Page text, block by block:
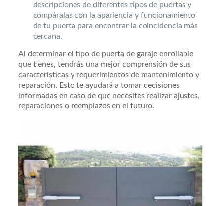
descripciones de diferentes tipos de puertas y
compáralas con la apariencia y funcionamiento
de tu puerta para encontrar la coincidencia más
cercana.
Al determinar el tipo de puerta de garaje enrollable
que tienes, tendrás una mejor comprensión de sus
características y requerimientos de mantenimiento y
reparación. Esto te ayudará a tomar decisiones
informadas en caso de que necesites realizar ajustes,
reparaciones o reemplazos en el futuro.